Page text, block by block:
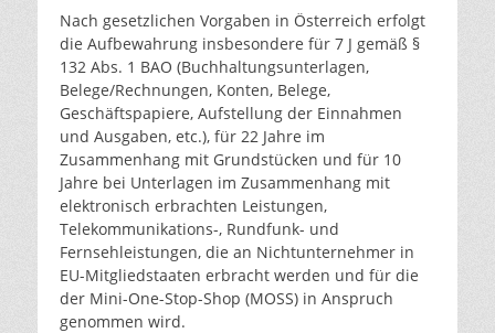
Nach gesetzlichen Vorgaben in Österreich erfolgt
die Aufbewahrung insbesondere für 7 J gemäß §
132 Abs. 1 BAO (Buchhaltungsunterlagen,
Belege/Rechnungen, Konten, Belege,
Geschäftspapiere, Aufstellung der Einnahmen
und Ausgaben, etc.), für 22 Jahre im
Zusammenhang mit Grundstücken und für 10
Jahre bei Unterlagen im Zusammenhang mit
elektronisch erbrachten Leistungen,
Telekommunikations-, Rundfunk- und
Fernsehleistungen, die an Nichtunternehmer in
EU-Mitgliedstaaten erbracht werden und für die
der Mini-One-Stop-Shop (MOSS) in Anspruch
genommen wird.